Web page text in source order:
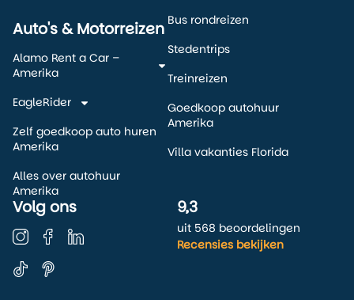
Auto's & Motorreizen
Alamo Rent a Car –
Amerika
EagleRider
Zelf goedkoop auto huren
Amerika
Alles over autohuur
Amerika
Bus rondreizen
Stedentrips
Treinreizen
Goedkoop autohuur
Amerika
Villa vakanties Florida
Volg ons 9,3
uit 568 beoordelingen
Recensies bekijken